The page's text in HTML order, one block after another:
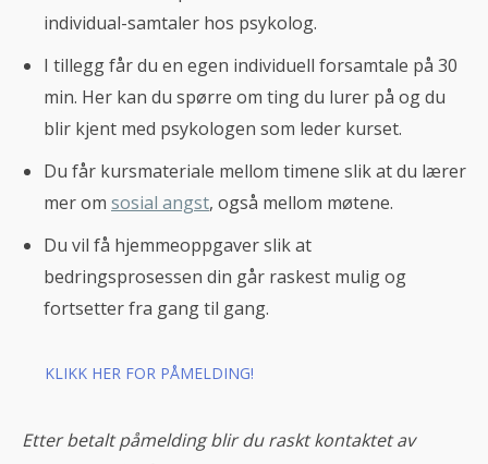
individual-samtaler hos psykolog.
I tillegg får du en egen individuell forsamtale på 30
min. Her kan du spørre om ting du lurer på og du
blir kjent med psykologen som leder kurset.
Du får kursmateriale mellom timene slik at du lærer
mer om sosial angst, også mellom møtene.
Du vil få hjemmeoppgaver slik at
bedringsprosessen din går raskest mulig og
fortsetter fra gang til gang.
KLIKK HER FOR PÅMELDING!
Etter betalt påmelding blir du raskt kontaktet av